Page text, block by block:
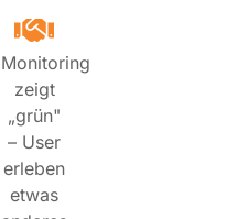
Monitoring
zeigt
„grün"
– User
erleben
etwas